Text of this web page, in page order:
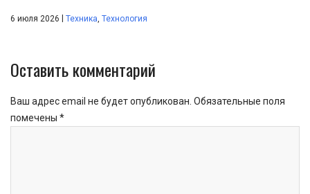
6 июля 2026 Техника, Технология
Оставить комментарий
Ваш адрес email не будет опубликован. Обязательные поля
помечены *